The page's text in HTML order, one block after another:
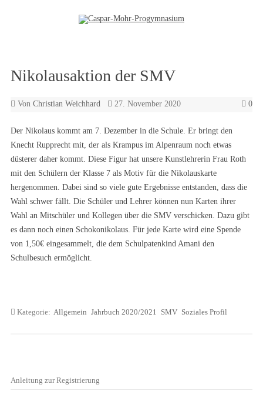
Nikolausaktion der SMV
Von Christian Weichhard 27. November 2020 0
Der Nikolaus kommt am 7. Dezember in die Schule. Er bringt den
Knecht Rupprecht mit, der als Krampus im Alpenraum noch etwas
düsterer daher kommt. Diese Figur hat unsere Kunstlehrerin Frau Roth
mit den Schülern der Klasse 7 als Motiv für die Nikolauskarte
hergenommen. Dabei sind so viele gute Ergebnisse entstanden, dass die
Wahl schwer fällt. Die Schüler und Lehrer können nun Karten ihrer
Wahl an Mitschüler und Kollegen über die SMV verschicken. Dazu gibt
es dann noch einen Schokonikolaus. Für jede Karte wird eine Spende
von 1,50€ eingesammelt, die dem Schulpatenkind Amani den
Schulbesuch ermöglicht.
Kategorie: Allgemein Jahrbuch 2020/2021 SMV Soziales Profil
Anleitung zur Registrierung